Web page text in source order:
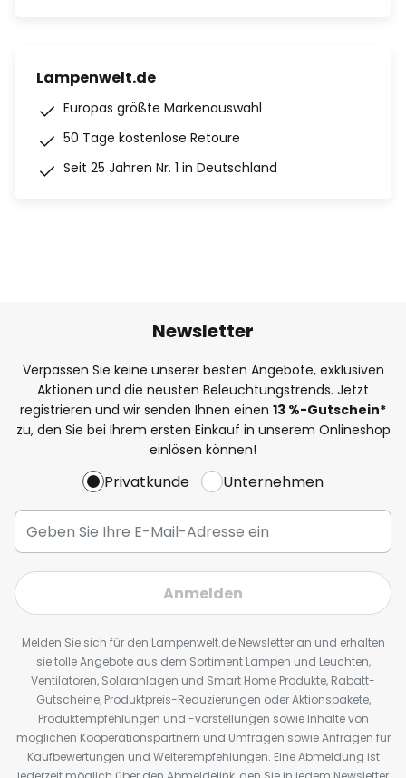
Lampenwelt.de
Europas größte Markenauswahl
50 Tage kostenlose Retoure
Seit 25 Jahren Nr. 1 in Deutschland
Newsletter
Verpassen Sie keine unserer besten Angebote, exklusiven
Aktionen und die neusten Beleuchtungstrends. Jetzt
registrieren und wir senden Ihnen einen 13 %-Gutschein*
zu, den Sie bei Ihrem ersten Einkauf in unserem Onlineshop
einlösen können!
Privatkunde Unternehmen
Anmelden
Melden Sie sich für den Lampenwelt.de Newsletter an und erhalten
sie tolle Angebote aus dem Sortiment Lampen und Leuchten,
Ventilatoren, Solaranlagen und Smart Home Produkte, Rabatt-
Gutscheine, Produktpreis-Reduzierungen oder Aktionspakete,
Produktempfehlungen und -vorstellungen sowie Inhalte von
möglichen Kooperationspartnern und Umfragen sowie Anfragen für
Kaufbewertungen und Weiterempfehlungen. Eine Abmeldung ist